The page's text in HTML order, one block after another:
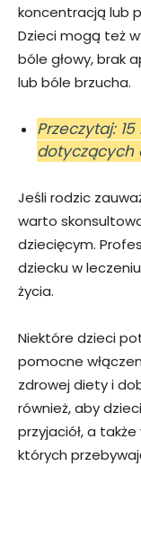
koncentracją lub
Dzieci mogą też
bóle głowy, brak
lub bóle brzucha.
Przeczytaj:
dotyczących
Jeśli rodzic
warto
dziecięcym.
dziecku w
życia.
Niektóre dzieci
pomocne
zdrowej diety i
również, aby
przyjaciół, a
których